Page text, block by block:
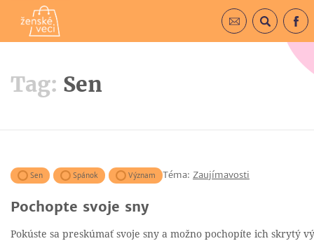
Prihlásiť sa
Tag: Sen
Sen Spánok Význam Téma: Zaujímavosti
Pochopte svoje sny
Pokúste sa preskúmať svoje sny a možno pochopíte ich skrytý